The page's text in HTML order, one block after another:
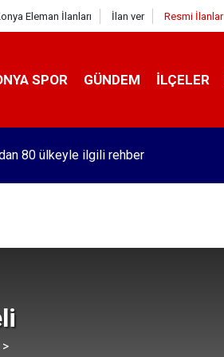
Eleman İlanları İlan ver Resmi İlanlar
SPOR GÜNDEM İLÇELER
çiftçilerin kullanımı iki kat arttı!
>